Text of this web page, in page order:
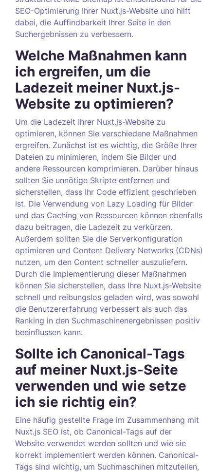
SEO-Optimierung Ihrer Nuxt.js-Website und hilft
dabei, die Auffindbarkeit Ihrer Seite in den
Suchergebnissen zu verbessern.
Welche Maßnahmen kann
ich ergreifen, um die
Ladezeit meiner Nuxt.js-
Website zu optimieren?
Um die Ladezeit Ihrer Nuxt.js-Website zu
optimieren, können Sie verschiedene Maßnahmen
ergreifen. Zunächst ist es wichtig, die Größe Ihrer
Dateien zu minimieren, indem Sie Bilder und
andere Ressourcen komprimieren. Darüber hinaus
sollten Sie unnötige Skripte entfernen und
sicherstellen, dass Ihr Code effizient geschrieben
ist. Die Verwendung von Lazy Loading für Bilder
und das Caching von Ressourcen können ebenfalls
dazu beitragen, die Ladezeit zu verkürzen.
Außerdem sollten Sie die Serverkonfiguration
optimieren und Content Delivery Networks (CDNs)
nutzen, um den Content schneller auszuliefern.
Durch die Implementierung dieser Maßnahmen
können Sie sicherstellen, dass Ihre Nuxt.js-Website
schnell und reibungslos geladen wird, was sowohl
die Benutzererfahrung verbessert als auch das
Ranking in den Suchmaschinenergebnissen positiv
beeinflussen kann.
Sollte ich Canonical-Tags
auf meiner Nuxt.js-Seite
verwenden und wie setze
ich sie richtig ein?
Eine häufig gestellte Frage im Zusammenhang mit
Nuxt.js SEO ist, ob Canonical-Tags auf der
Website verwendet werden sollten und wie sie
korrekt implementiert werden können. Canonical-
Tags sind wichtig, um Suchmaschinen mitzuteilen,